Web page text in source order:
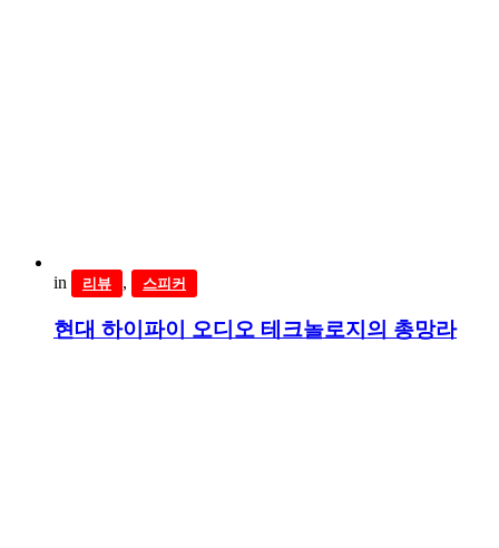
in 리뷰 , 스피커
현대 하이파이 오디오 테크놀로지의 총망라